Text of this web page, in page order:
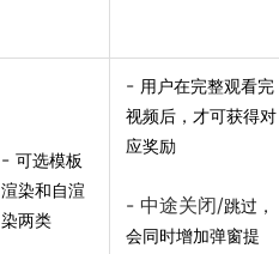
- 可选模板
渲染和自渲
染两类
- 用户在完整观看完
视频后，才可获得对
应奖励
- 中途关闭/跳过，
会同时增加弹窗提